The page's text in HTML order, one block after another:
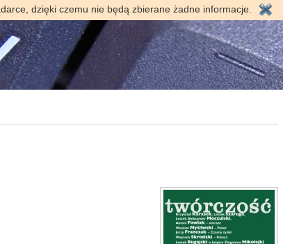
dzięki czemu nie będą zbierane żadne informacje.